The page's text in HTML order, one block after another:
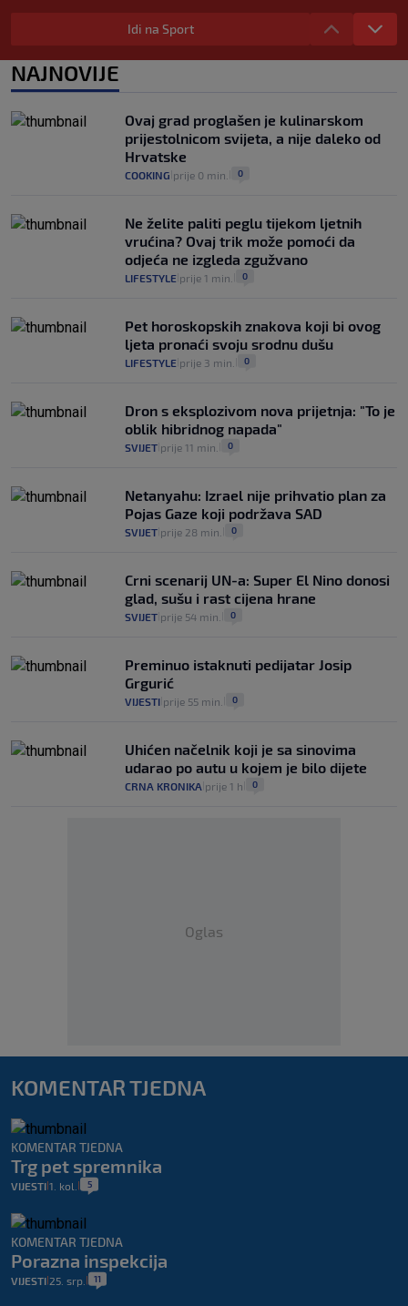
Provjerili smo "što ćemo onda" ako
Plenković na 15 dana ukine mjere: "Ne bi
se dogodilo ništa. Vlada se zaljubila u te
intervencije"
Analitičar o Mostu: Oni su u yin-yang
poziciji i imaju drugog najpoznatijeg
bravara u povijesti Hrvatske
Idi na Sport
NAJNOVIJE
Ovaj grad proglašen je kulinarskom
prijestolnicom svijeta, a nije daleko od
Hrvatske
COOKING prije 0 min. 0
Ne želite paliti peglu tijekom ljetnih
vrućina? Ovaj trik može pomoći da
odjeća ne izgleda zgužvano
LIFESTYLE prije 1 min. 0
Pet horoskopskih znakova koji bi ovog
ljeta pronaći svoju srodnu dušu
LIFESTYLE prije 3 min. 0
Dron s eksplozivom nova prijetnja: "To je
oblik hibridnog napada"
SVIJET prije 11 min. 0
Netanyahu: Izrael nije prihvatio plan za
Pojas Gaze koji podržava SAD
SVIJET prije 28 min. 0
Crni scenarij UN-a: Super El Nino donosi
glad, sušu i rast cijena hrane
SVIJET prije 54 min. 0
Preminuo istaknuti pedijatar Josip
Grgurić
VIJESTI prije 55 min. 0
Uhićen načelnik koji je sa sinovima
udarao po autu u kojem je bilo dijete
CRNA KRONIKA prije 1 h 0
Oglas
KOMENTAR TJEDNA
KOMENTAR TJEDNA
Trg pet spremnika
VIJESTI 1. kol. 5
KOMENTAR TJEDNA
Porazna inspekcija
VIJESTI 25. srp. 11